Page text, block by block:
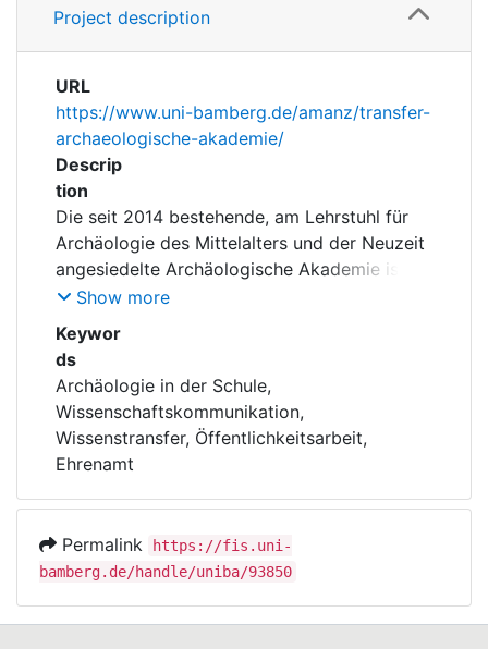
Project description
URL
https://www.uni-bamberg.de/amanz/transfer-
archaeologische-akademie/
Descrip
tion
Die seit 2014 bestehende, am Lehrstuhl für
Archäologie des Mittelalters und der Neuzeit
angesiedelte Archäologische Akademie ist
explizit auf die Zielgruppe der fachlichen
Laien, d.h. vor allem auf den in der
Denkmalpflege ehrenamtlich tätigen
Personenkreis, ausgerichtet. Das Projekt
dient der effektiven
Wissenschaftskommunikation sowie dem
nachhaltigen archäologischen
Wissenstransfer in die
gesamtgesellschaftliche Öffentlichkeit. Ein
von Inhalten zur Mittelalter- und
Neuzeitarchäologie in der Vor- und
Grundschule sowie in der Sekundarstufe I
Show more
Keywor
ds
Archäologie in der Schule,
Wissenschaftskommunikation,
Wissenstransfer, Öffentlichkeitsarbeit,
Ehrenamt
Permalink
https://fis.uni-
bamberg.de/handle/uniba/93850